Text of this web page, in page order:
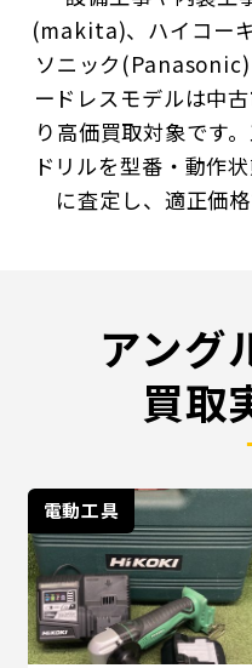
(makita)、ハイコー
ソニック(Panasonic)
ードレスモデルは中
り高価買取対象です
ドリルを型番・動作
に査定し、適正価
アング
買取
電動工具